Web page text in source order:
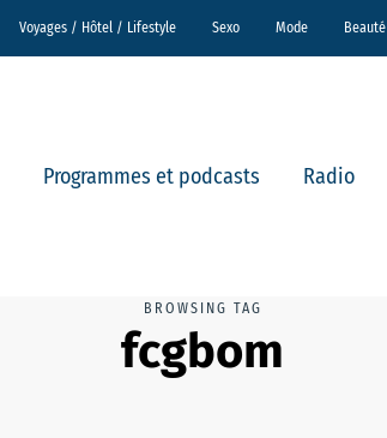
Voyages / Hôtel / Lifestyle Sexo Mode Beauté
Programmes et podcasts Radio
BROWSING TAG
fcgbom